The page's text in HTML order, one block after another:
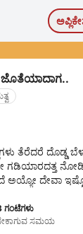
ಜೊತೆಯಾದಾಗ..
ತೆರೆದರೆ ದೊಡ್ಡ
ಗಡಿಯಾರದತ್ತ
ಅಯ್ಯೋ ದೇವಾ
ಗಂಟೆಗಳು
ಸಮಯ